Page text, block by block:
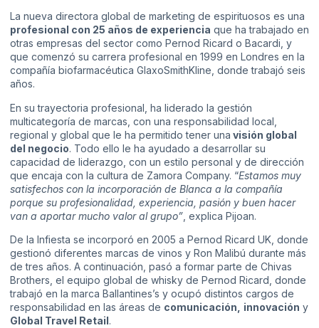
La nueva directora global de marketing de espirituosos es una
profesional con 25 años de experiencia que ha trabajado en
otras empresas del sector como Pernod Ricard o Bacardi, y
que comenzó su carrera profesional en 1999 en Londres en la
compañía biofarmacéutica GlaxoSmithKline, donde trabajó seis
años.
En su trayectoria profesional, ha liderado la gestión
multicategoría de marcas, con una responsabilidad local,
regional y global que le ha permitido tener una visión global
del negocio. Todo ello le ha ayudado a desarrollar su
capacidad de liderazgo, con un estilo personal y de dirección
que encaja con la cultura de Zamora Company. “Estamos muy
satisfechos con la incorporación de Blanca a la compañía
porque su profesionalidad, experiencia, pasión y buen hacer
van a aportar mucho valor al grupo” , explica Pijoan.
De la Infiesta se incorporó en 2005 a Pernod Ricard UK, donde
gestionó diferentes marcas de vinos y Ron Malibú durante más
de tres años. A continuación, pasó a formar parte de Chivas
Brothers, el equipo global de whisky de Pernod Ricard, donde
trabajó en la marca Ballantines’s y ocupó distintos cargos de
responsabilidad en las áreas de comunicación, innovación y
Global Travel Retail.